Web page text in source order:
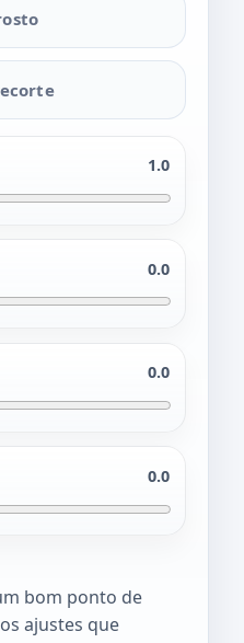
1.0
0.0
0.0
0.0
bom ponto de
ajustes que